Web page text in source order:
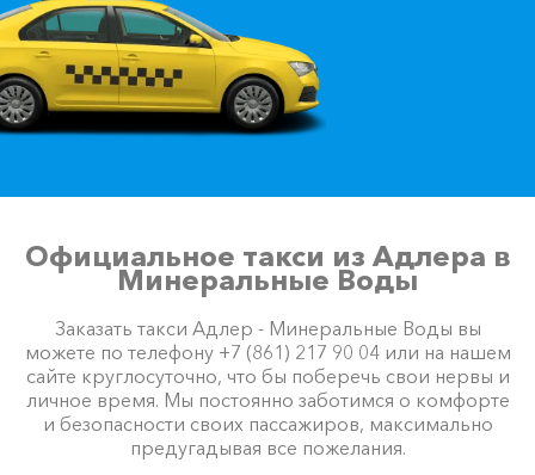
Официальное такси из Адлера в
Минеральные Воды
Заказать такси Адлер - Минеральные Воды вы
можете по телефону +7 (861) 217 90 04 или на нашем
сайте круглосуточно, что бы поберечь свои нервы и
личное время. Мы постоянно заботимся о комфорте
и безопасности своих пассажиров, максимально
предугадывая все пожелания.